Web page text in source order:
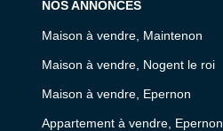
NOS ANNONCES
Maison à vendre, Maintenon
Maison à vendre, Nogent le roi
Maison à vendre, Epernon
Appartement à vendre, Epernon